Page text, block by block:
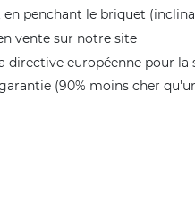
penchant le briquet
vente sur notre site
directive européenne pour la
(90% moins cher